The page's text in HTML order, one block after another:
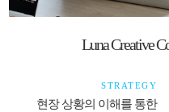
Luna Creative
STRATEGY
현장 상황의 이해를 통한